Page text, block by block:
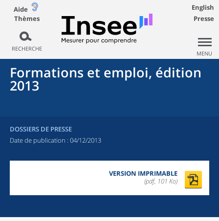
Aide
Thèmes
RECHERCHE
English
Presse
MENU
Formations et emploi, édition
2013
DOSSIERS DE PRESSE
Date de publication : 04/12/2013
VERSION IMPRIMABLE
(pdf, 101 Ko)